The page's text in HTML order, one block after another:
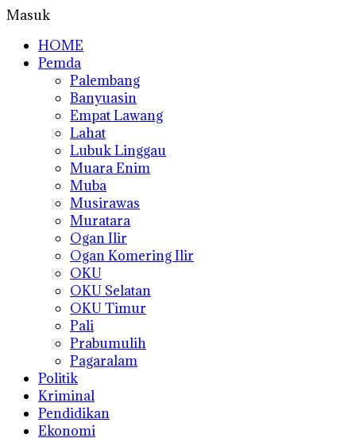
Masuk
HOME
Pemda
Palembang
Banyuasin
Empat Lawang
Lahat
Lubuk Linggau
Muara Enim
Muba
Musirawas
Muratara
Ogan Ilir
Ogan Komering Ilir
OKU
OKU Selatan
OKU Timur
Pali
Prabumulih
Pagaralam
Politik
Kriminal
Pendidikan
Ekonomi